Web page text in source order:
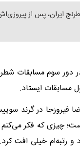
دور سوم مسابقات
مسابقات ایستاد.
فیروزجا در گرند
چیزی که فکر
رتبه‌ام خیلی افت